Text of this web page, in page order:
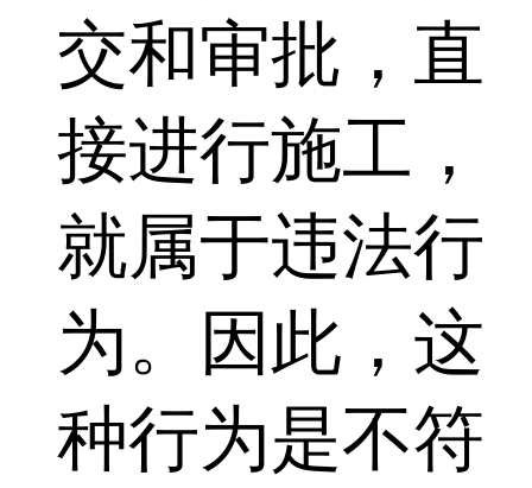
交和审批，直
接进行施工，
就属于违法行
为。因此，这
种行为是不符